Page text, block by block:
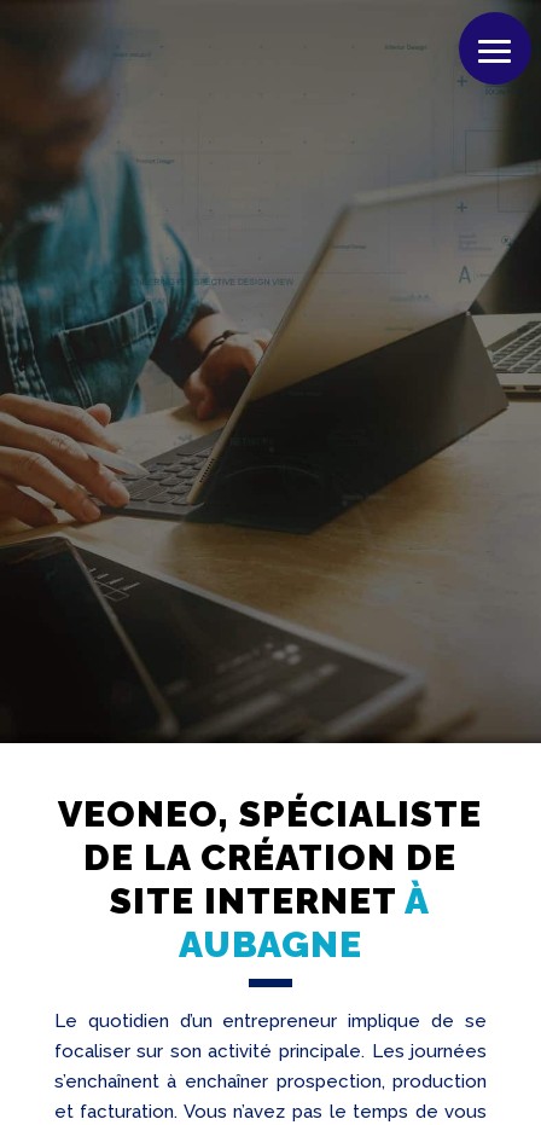
Création
Web
Referencement
Réseaux
sociaux
Audit
VEONEO, SPÉCIALISTE
DE LA CRÉATION DE
SITE INTERNETÀ
AUBAGNE
Le quotidien d’un entrepreneur implique de se
focaliser sur son activité principale. Les journées
s’enchaînent à enchaîner prospection, production
et facturation. Vous n’avez pas le temps de vous